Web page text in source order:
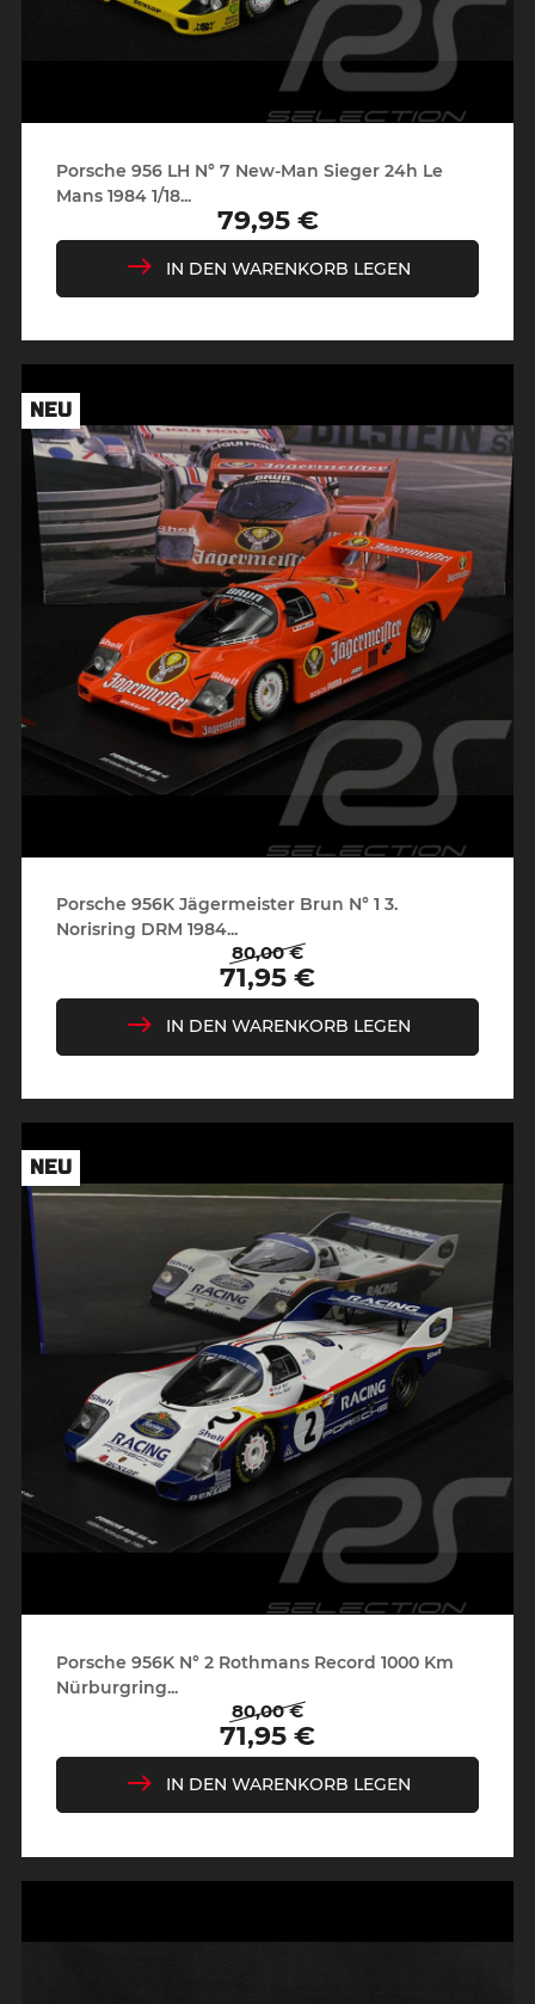
Porsche 956 LH N° 7 New-Man Sieger 24h Le
Mans 1984 1/18...
Preis
79,95 €
IN DEN WARENKORB LEGEN
Porsche 956K Jägermeister Brun N° 1 3.
Norisring DRM 1984...
Regulärer
Preis
80,00 €
Preis
71,95 €
IN DEN WARENKORB LEGEN
NEU
Porsche 956K N° 2 Rothmans Record 1000 Km
Nürburgring...
Regulärer
Preis
80,00 €
Preis
71,95 €
IN DEN WARENKORB LEGEN
NEU